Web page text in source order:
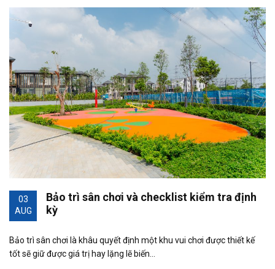
03
AUG
Bảo trì sân chơi và checklist kiểm tra định
kỳ
Bảo trì sân chơi là khâu quyết định một khu vui chơi được thiết kế
tốt sẽ giữ được giá trị hay lặng lẽ biến…